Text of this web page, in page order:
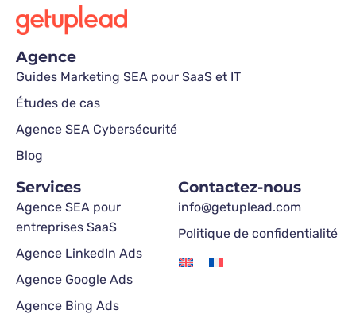
Agence
Guides Marketing SEA pour SaaS et IT
Études de cas
Agence SEA Cybersécurité
Blog
Services
Agence SEA pour
entreprises SaaS
Agence LinkedIn Ads
Agence Google Ads
Agence Bing Ads
Contactez-nous
info@getuplead.com
Politique de confidentialité